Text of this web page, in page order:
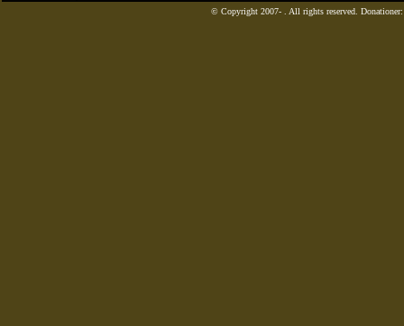
© Copyright 2007- . All rights reserved.